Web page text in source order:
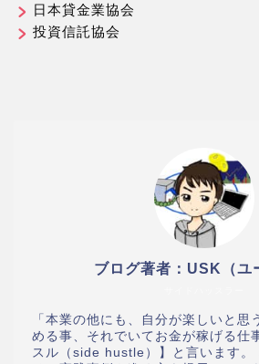
日本貸金業協会
投資信託協会
ブログ著者：USK（ユ
「本業の他にも、自分が楽しいと思
める事、それでいてお金が稼げる仕
スル（side hustle）】と言います。